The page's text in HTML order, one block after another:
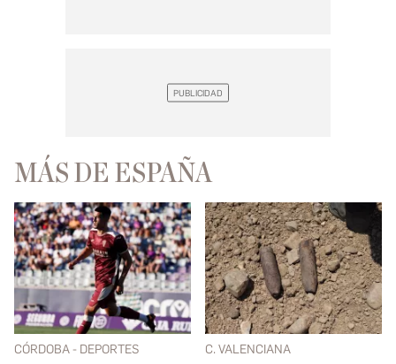
MÁS DE ESPAÑA
CÓRDOBA - DEPORTES C. VALENCIANA